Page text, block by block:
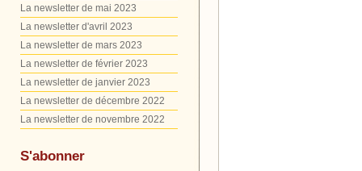
La newsletter de mai 2023
La newsletter d'avril 2023
La newsletter de mars 2023
La newsletter de février 2023
La newsletter de janvier 2023
La newsletter de décembre 2022
La newsletter de novembre 2022
S'abonner